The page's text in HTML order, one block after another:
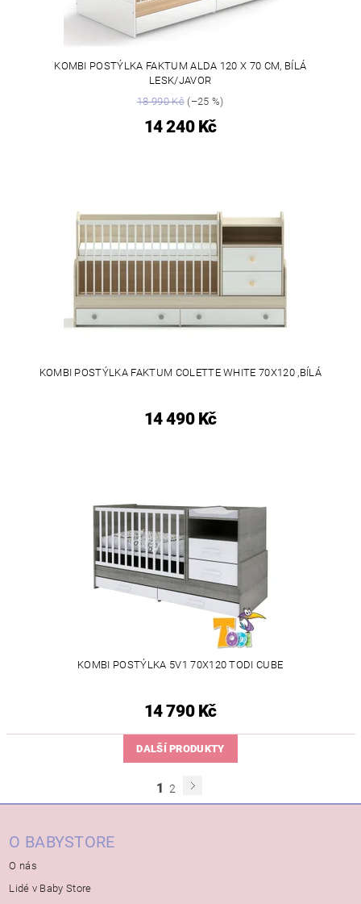
KOMBI POSTÝLKA FAKTUM ALDA 120 X 70 CM, BÍLÁ
LESK/JAVOR
18 990 Kč(–25 %)
14 240 Kč
KOMBI POSTÝLKA FAKTUM COLETTE WHITE 70X120 ,BÍLÁ
14 490 Kč
KOMBI POSTÝLKA 5V1 70X120 TODI CUBE
14 790 Kč
DALŠÍ PRODUKTY
1 2
O BABYSTORE
O nás
Lidé v Baby Store